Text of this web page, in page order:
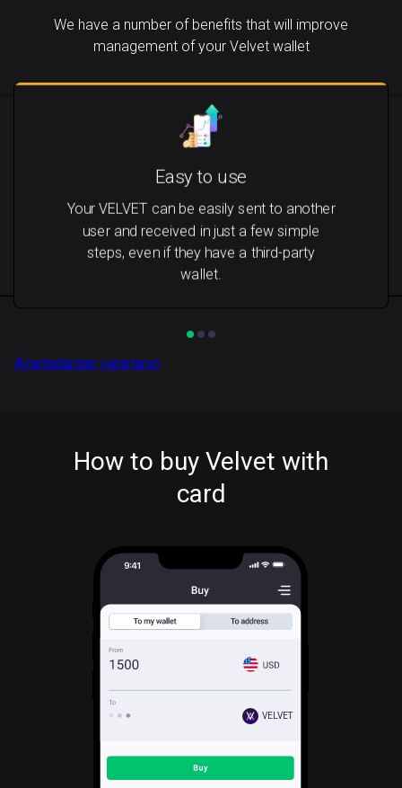
We have a number of benefits that will improve
management of your Velvet wallet
Easy to use
Your VELVET can be easily sent to another
user and received in just a few simple
steps, even if they have a third-party
wallet.
Avantajlardan yararlanın
How to buy Velvet with
card
VELVET